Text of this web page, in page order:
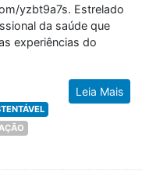
yzbt9a7s. Estrelado
da saúde que
experiências do
Leia Mais